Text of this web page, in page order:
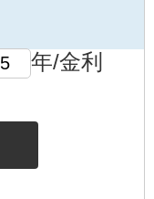
年/金利